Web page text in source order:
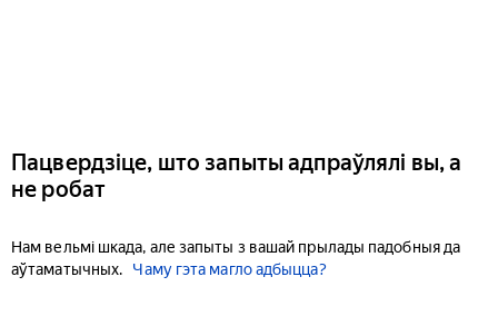
Пацвердзіце, што запыты адпраўлялі вы, а
не робат
Нам вельмі шкада, але запыты з вашай прылады падобныя да
аўтаматычных.
Чаму гэта магло адбыцца?